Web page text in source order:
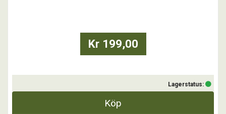
Kr 199,00
Lagerstatus:
Köp